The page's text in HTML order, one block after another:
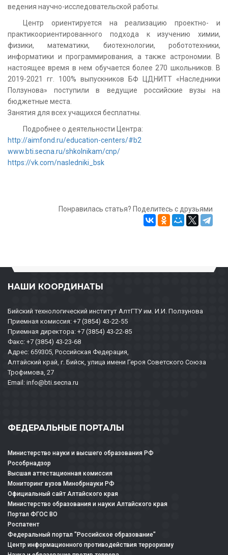
ведения научно-исследовательской работы.
Центр ориентируется на реализацию проектно- и
практикоориентированного подхода к изучению химии,
физики, математики, биотехнологии, робототехники,
информатики и программирования, а также астрономии. В
настоящее время в нем обучается более 270 школьников. В
2019-2021 гг. 100% выпускников БФ ЦДНИТТ «Наследники
Ползунова» поступили в ведущие российские вузы на
бюджетные места.
Занятия для всех учащихся бесплатны.
Подробнее о деятельности Центра:
http://aimfond.ru/education-centers/#b2
www.bti.secna.ru/shkolnikam/cnp/
https://vk.com/nasledniki_bsk
Понравилась статья? Поделитесь с друзьями
НАШИ КООРДИНАТЫ
Бийский технологический институт АлтГТУ им. И.И. Ползунова
Приемная комиссия: +7 (3854) 43-22-55
Приемная директора: +7 (3854) 43-22-85
Факс: +7 (3854) 43-23-68
Адрес: 659305, Российская Федерация,
Алтайский край, г. Бийск, улица имени Героя Советского Союза
Трофимова, 27
Email: info@bti.secna.ru
ФЕДЕРАЛЬНЫЕ ПОРТАЛЫ
Министерство науки и высшего образования РФ
Рособрнадзор
Высшая аттестационная комиссия
Мониторинг вузов Минобрнауки РФ
Официальный сайт Алтайского края
Министерство образования и науки Алтайского края
Портал ФГОС ВО
Роспатент
Федеральный портал "Российское образование"
Центр информационного противодействия терроризму